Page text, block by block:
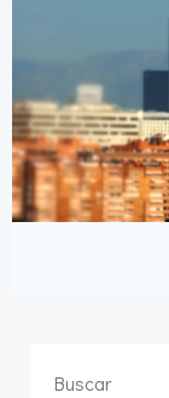
Buscar